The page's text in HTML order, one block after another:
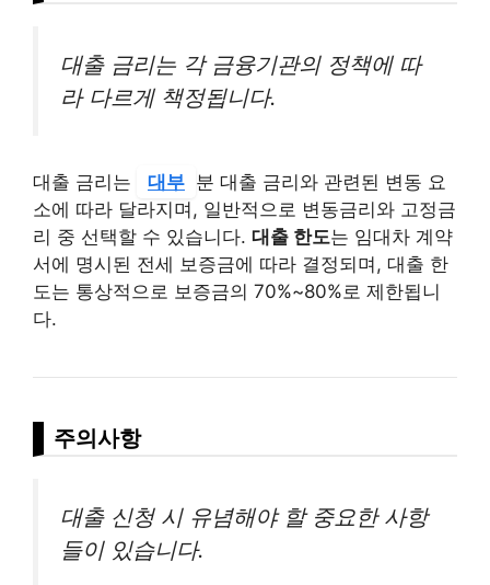
대출 금리는 각 금융기관의 정책에 따
라 다르게 책정됩니다.
대출 금리는 대부 분 대출 금리와 관련된 변동 요
소에 따라 달라지며, 일반적으로 변동금리와 고정금
리 중 선택할 수 있습니다. 대출 한도는 임대차 계약
서에 명시된 전세 보증금에 따라 결정되며, 대출 한
도는 통상적으로 보증금의 70%~80%로 제한됩니
다.
주의사항
대출 신청 시 유념해야 할 중요한 사항
들이 있습니다.